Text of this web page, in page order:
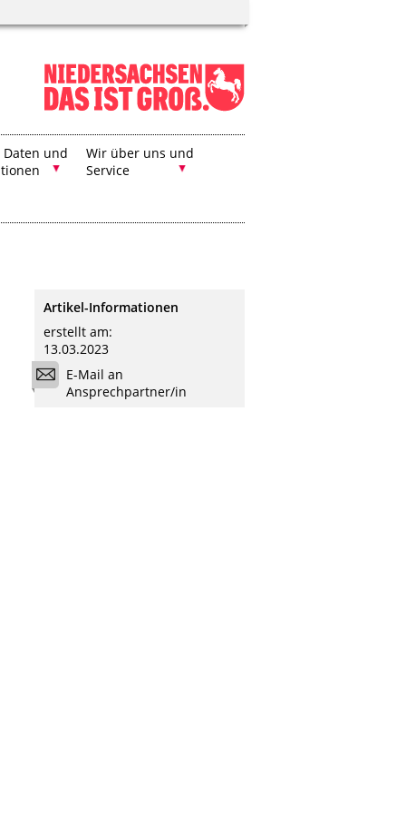
Daten und
Wir über uns und
Service
Artikel-Informationen
erstellt am:
13.03.2023
E-Mail an
Ansprechpartner/in